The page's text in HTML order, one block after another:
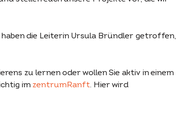
haben die Leiterin Ursula Bründler getroffen,
zu lernen oder wollen Sie aktiv in einem
im zentrumRanft. Hier wird